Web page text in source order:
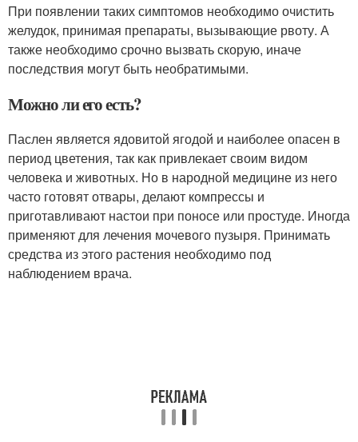
При появлении таких симптомов необходимо очистить
желудок, принимая препараты, вызывающие рвоту. А
также необходимо срочно вызвать скорую, иначе
последствия могут быть необратимыми.
Можно ли его есть?
Паслен является ядовитой ягодой и наиболее опасен в
период цветения, так как привлекает своим видом
человека и животных. Но в народной медицине из него
часто готовят отвары, делают компрессы и
приготавливают настои при поносе или простуде. Иногда
применяют для лечения мочевого пузыря. Принимать
средства из этого растения необходимо под
наблюдением врача.